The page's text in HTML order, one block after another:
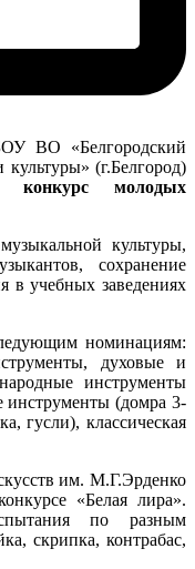
ВО «Белгородский
культуры» (г.Белгород)
молодых
культуры,
сохранение
в учебных заведениях
номинациям:
духовые и
инструменты
инструменты (домра 3-
гусли), классическая
им. М.Г.Эрденко
«Белая лира».
по разным
скрипка, контрабас,